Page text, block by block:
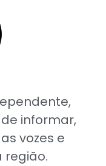
informar,
vozes e
região.